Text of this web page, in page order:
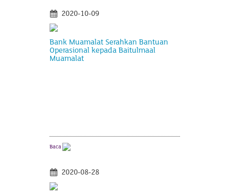
2020-10-09
Bank Muamalat Serahkan Bantuan
Operasional kepada Baitulmaal
Muamalat
Baca
2020-08-28